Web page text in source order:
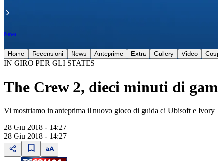
News
Home Recensioni News Anteprime Extra Gallery Video
IN GIRO PER GLI STATES
The Crew 2, dieci minuti di
Vi mostriamo in anteprima il nuovo gioco di guida di Ubisoft e Ivory
28 Giu 2018 - 14:27
28 Giu 2018 - 14:27